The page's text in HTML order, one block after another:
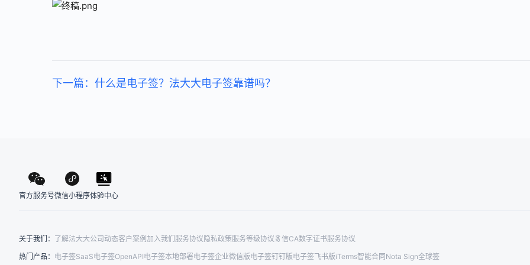
下一篇：什么是电子签？法大大电子签靠谱吗？
官方服务号微信小程序体验中心
关于我们： 了解法大大公司动态客户案例 加入我们 服务协议 隐私政策服务等级协议 豸信CA数字证书服务协议
热门产品： 电子签SaaS电子签OpenAPI电子签本地部署电子签企业微信版电子签钉钉版电子签飞书版iTerms智能合同 Nota Sign全球签